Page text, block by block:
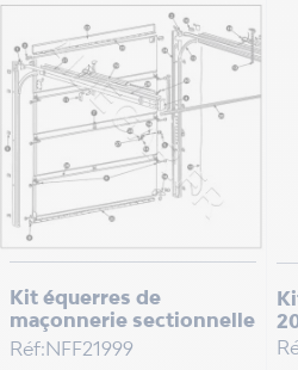
Kit équerres de
maçonnerie sectionnelle
Réf:NFF21999